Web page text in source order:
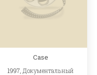
Case
1997, Документальный